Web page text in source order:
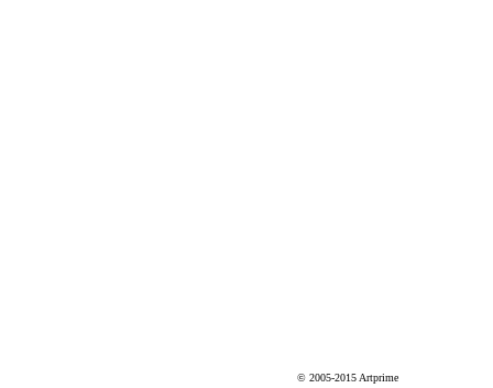
© 2005-2015 Artprime